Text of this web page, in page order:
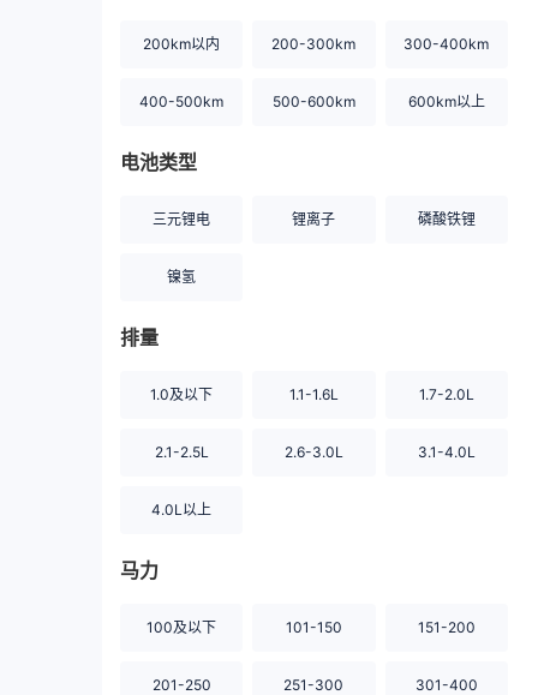
200km以内 200-300km 300-400km
400-500km 500-600km 600km以上
电池类型
三元锂电 锂离子 磷酸铁锂
镍氢
排量
1.0及以下 1.1-1.6L 1.7-2.0L
2.1-2.5L 2.6-3.0L 3.1-4.0L
4.0L以上
马力
100及以下 101-150 151-200
201-250 251-300 301-400